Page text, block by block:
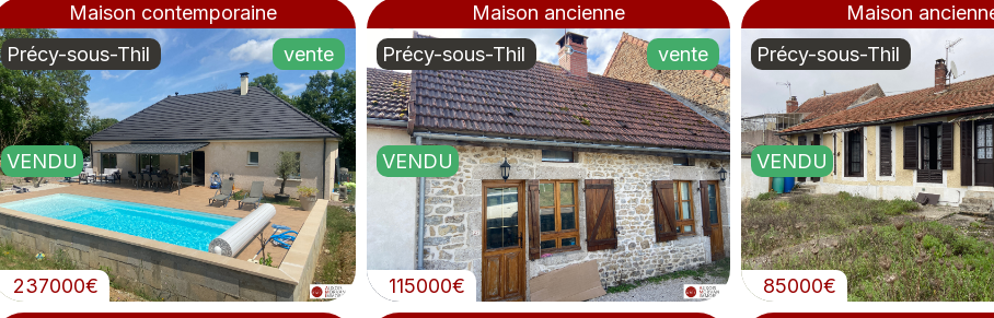
Maison contemporaine
Précy-sous-Thil
VENDU
vente
237000€
Maison ancienne
Précy-sous-Thil
VENDU
vente
115000€
Maison
Précy-sous-Thil
VENDU
85000€